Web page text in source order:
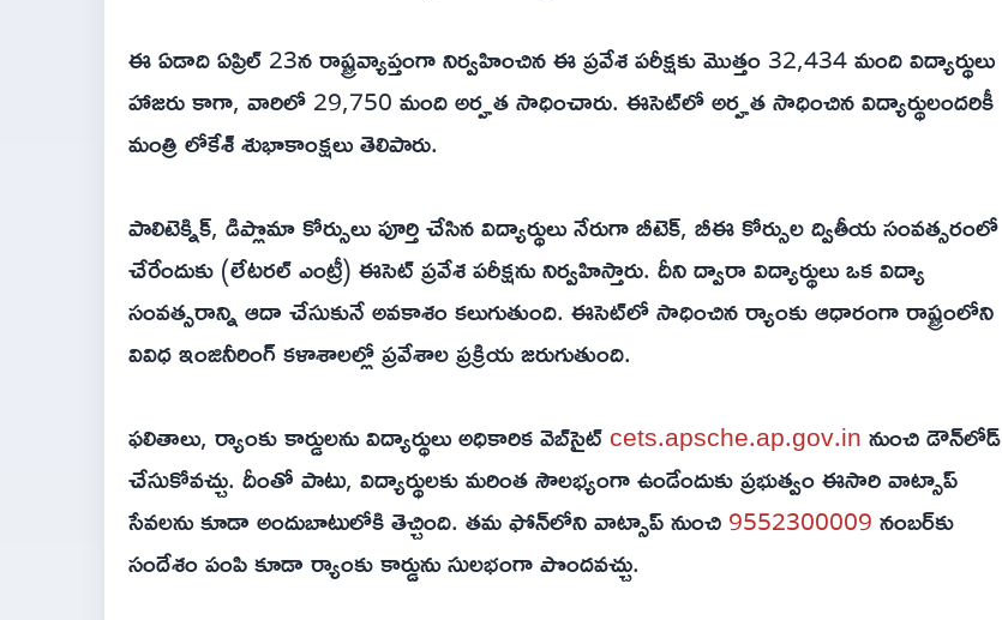
ఈ ఏడాది ఏప్రిల్ 23న రాష్ట్రవ్యాప్తంగా నిర్వహించిన ఈ ప్రవేశ పరీక్షకు మొత్తం 32,434 మంది విద్యార్థులు
హాజరు కాగా, వారిలో 29,750 మంది అర్హత సాధించారు. ఈసెట్‌లో అర్హత సాధించిన విద్యార్థులందరికీ
మంత్రి లోకేశ్ శుభాకాంక్షలు తెలిపారు.
పాలిటెక్నిక్, డిప్లొమా కోర్సులు పూర్తి చేసిన విద్యార్థులు నేరుగా బీటెక్, బీఈ కోర్సుల ద్వితీయ సంవత్సరంలో
చేరేందుకు (లేటరల్ ఎంట్రీ) ఈసెట్ ప్రవేశ పరీక్షను నిర్వహిస్తారు. దీని ద్వారా విద్యార్థులు ఒక విద్యా
సంవత్సరాన్ని ఆదా చేసుకునే అవకాశం కలుగుతుంది. ఈసెట్‌లో సాధించిన ర్యాంకు ఆధారంగా రాష్ట్రంలోని
వివిధ ఇంజినీరింగ్ కళాశాలల్లో ప్రవేశాల ప్రక్రియ జరుగుతుంది.
ఫలితాలు, ర్యాంకు కార్డులను విద్యార్థులు అధికారిక వెబ్‌సైట్cets.apsche.ap.gov.inనుంచి డౌన్‌లోడ్
చేసుకోవచ్చు. దీంతో పాటు, విద్యార్థులకు మరింత సౌలభ్యంగా ఉండేందుకు ప్రభుత్వం ఈసారి వాట్సాప్
సేవలను కూడా అందుబాటులోకి తెచ్చింది. తమ ఫోన్‌లోని వాట్సాప్ నుంచి9552300009నంబర్‌కు
సందేశం పంపి కూడా ర్యాంకు కార్డును సులభంగా పొందవచ్చు.